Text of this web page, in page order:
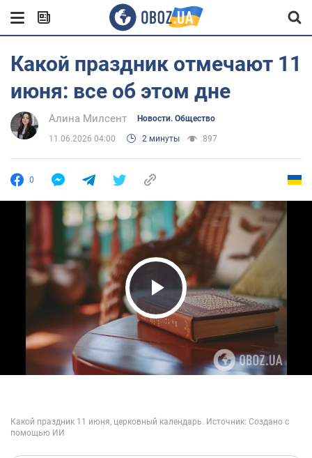
Какой праздник отмечают 11
июня: все об этом дне
Алина Милсент Новости. Общество
11.06.2026 04:00 2 минуты 897
0
Play Video